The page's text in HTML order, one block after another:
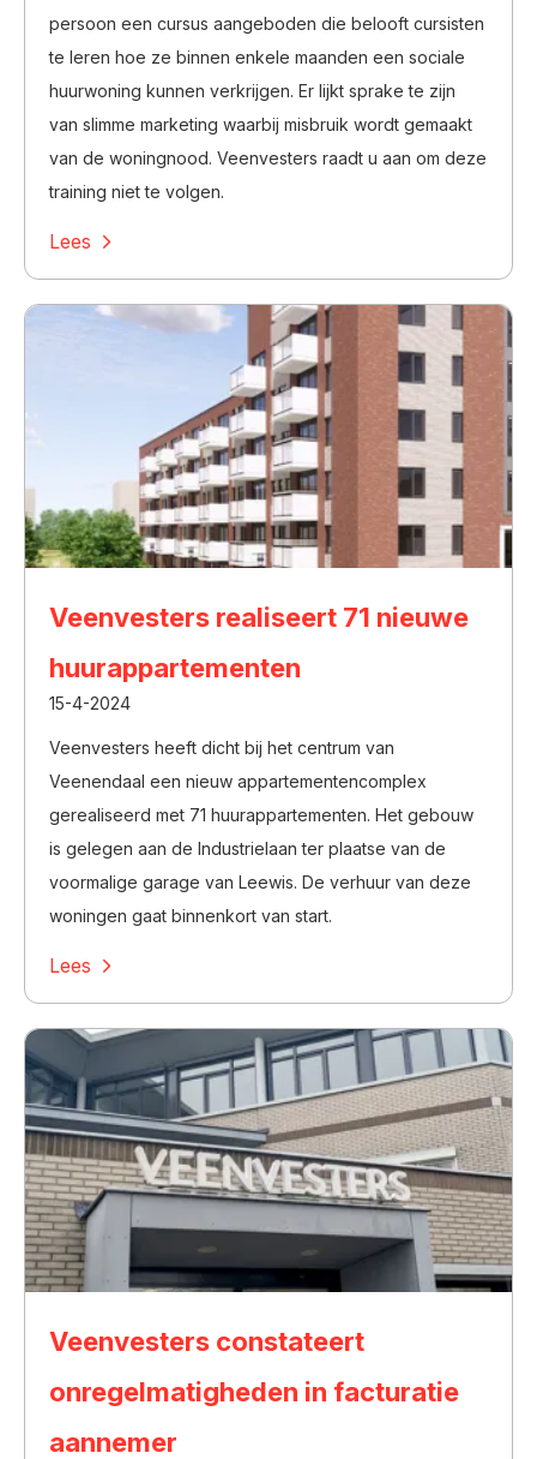
persoon een cursus aangeboden die belooft cursisten
te leren hoe ze binnen enkele maanden een sociale
huurwoning kunnen verkrijgen. Er lijkt sprake te zijn
van slimme marketing waarbij misbruik wordt gemaakt
van de woningnood. Veenvesters raadt u aan om deze
training niet te volgen.
Lees
Veenvesters realiseert 71 nieuwe
huurappartementen
15-4-2024
Veenvesters heeft dicht bij het centrum van
Veenendaal een nieuw appartementencomplex
gerealiseerd met 71 huurappartementen. Het gebouw
is gelegen aan de Industrielaan ter plaatse van de
voormalige garage van Leewis. De verhuur van deze
woningen gaat binnenkort van start.
Lees
Veenvesters constateert
onregelmatigheden in facturatie
aannemer